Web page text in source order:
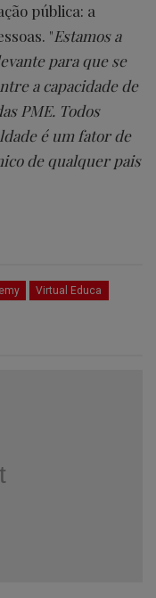
pública: a
"Estamos a
para que se
a capacidade de
PME. Todos
é um fator de
de qualquer pais
Virtual Educa